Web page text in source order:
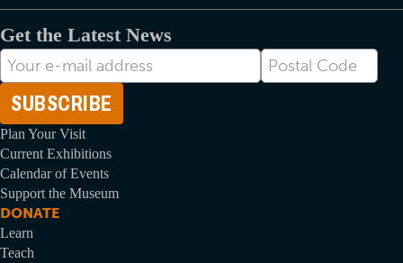
Get the Latest News
Email
cím
Postal
Code
Plan Your Visit
Current Exhibitions
Calendar of Events
Support the Museum
DONATE
Learn
Teach